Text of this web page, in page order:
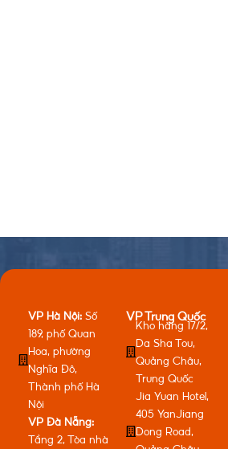
VP Hà Nội: Số
189, phố Quan
Hoa, phường
Nghĩa Đô,
Thành phố Hà
Nội
VP Đà Nẵng:
Tầng 2, Tòa nhà
VP Trung Quốc
Kho hàng 17/2,
Da Sha Tou,
Quảng Châu,
Trung Quốc
Jia Yuan Hotel,
405 YanJiang
Dong Road,